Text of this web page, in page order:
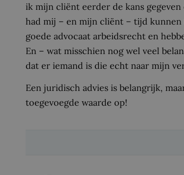
ik mijn cliënt eerder de kans
had mij – en mijn cliënt – tijd kunnen
goede advocaat arbeidsrecht en
En – wat misschien nog wel veel
dat er iemand is die echt naar mijn
Een juridisch advies is belangrijk,
toegevoegde waarde op!